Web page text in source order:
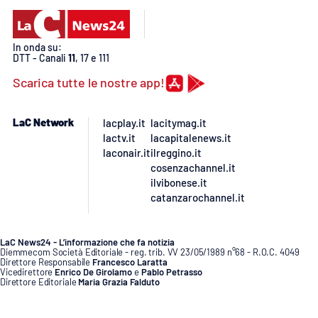
Buona Sanità Calabria
LA
Destinazioni
LAC
NETWORK
In onda su:
DTT - Canali 11, 17 e 111
Scarica tutte le nostre app!
LaC Network
lacplay.it
lactv.it
laconair.it
lacitymag.it
lacapitalenews.it
ilreggino.it
cosenzachannel.it
ilvibonese.it
catanzarochannel.it
LaC News24 - L’informazione che fa notizia
Diemmecom Società Editoriale - reg. trib. VV 23/05/1989 n°68 - R.O.C. 4049
Direttore Responsabile Francesco Laratta
Vicedirettore Enrico De GirolamoePablo Petrasso
Direttore Editoriale Maria Grazia Falduto